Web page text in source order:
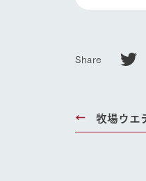
Share
牧場ウエ